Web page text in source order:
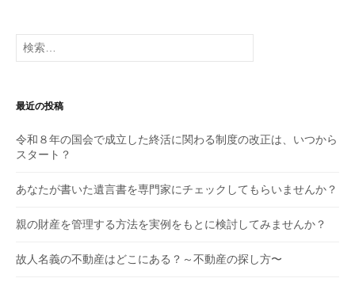
検
索:
最近の投稿
令和８年の国会で成立した終活に関わる制度の改正は、いつから
スタート？
あなたが書いた遺言書を専門家にチェックしてもらいませんか？
親の財産を管理する方法を実例をもとに検討してみませんか？
故人名義の不動産はどこにある？～不動産の探し方〜